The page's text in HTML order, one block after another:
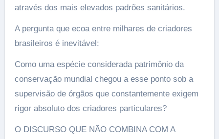
através dos mais elevados padrões sanitários.
A pergunta que ecoa entre milhares de criadores
brasileiros é inevitável:
Como uma espécie considerada patrimônio da
conservação mundial chegou a esse ponto sob a
supervisão de órgãos que constantemente exigem
rigor absoluto dos criadores particulares?
O DISCURSO QUE NÃO COMBINA COM A